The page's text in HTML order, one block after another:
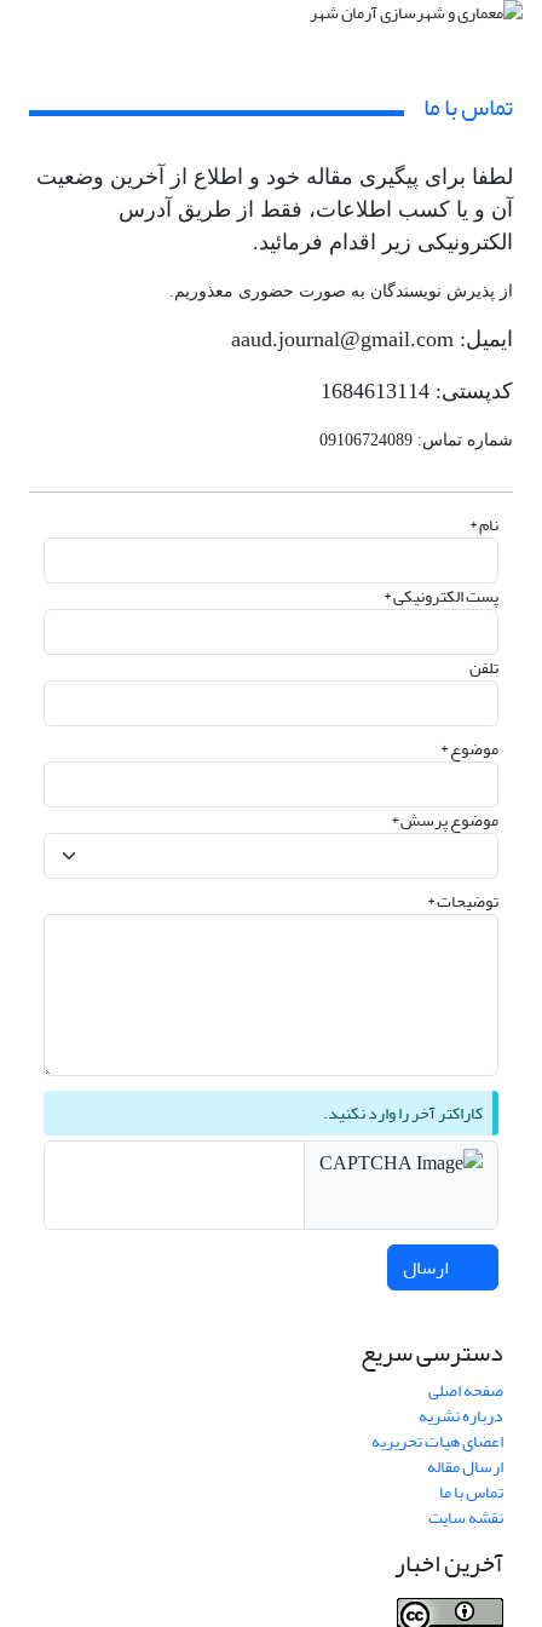
تماس با ما
لطفا برای پیگیری مقاله خود و اطلاع از آخرین وضعیت
آن و یا کسب اطلاعات، فقط از طریق آدرس
الکترونیکی زیر اقدام فرمائید.
از پذیرش نویسندگان به صورت حضوری معذوریم.
ایمیل: aaud.journal@gmail.com
کدپستی: 1684613114
شماره تماس: 09106724089
نام *
پست الکترونیکی *
تلفن
موضوع *
موضوع پرسش *
توضیحات *
کاراکتر آخر را وارد نکنید.
ارسال
دسترسی سریع
صفحه اصلی
درباره نشریه
اعضای هیات تحریریه
ارسال مقاله
تماس با ما
نقشه سایت
آخرین اخبار